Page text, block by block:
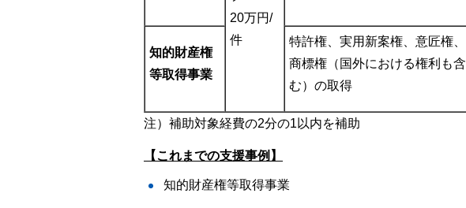
20万円/
件
知的財産権
等取得事業
特許権、実用新案権、意匠権、
商標権（国外における権利も含
む）の取得
注）補助対象経費の2分の1以内を補助
【これまでの支援事例】
知的財産権等取得事業